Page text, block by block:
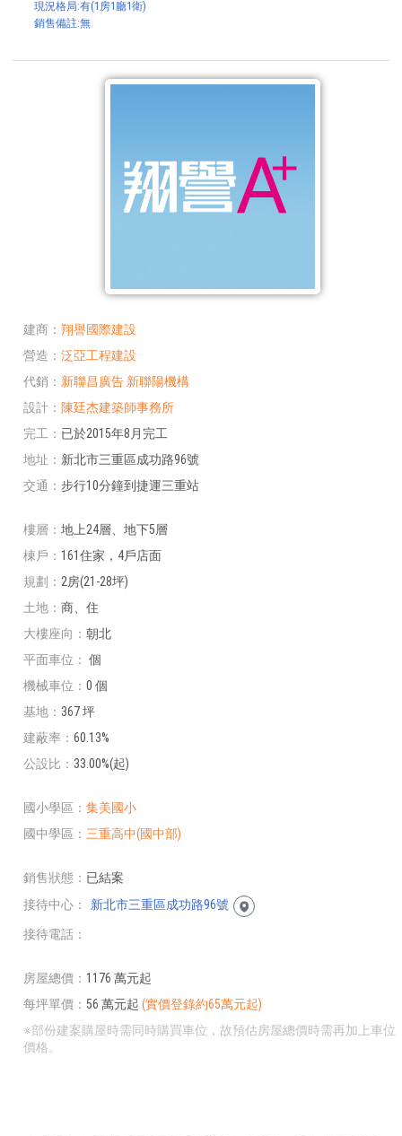
建商
翔譽國際建設
營造
泛亞工程建設
代銷
新聯昌廣告 新聯陽機構
設計
陳廷杰建築師事務所
完工
已於2015年8月完工
地址
新北市三重區成功路96號
交通
步行10分鐘到捷運三重站
樓層
地上24層、地下5層
棟戶
161住家，4戶店面
規劃
2房(21-28坪)
土地
商、住
大樓座向
朝北
平面車位
個
機械車位
0 個
基地
367 坪
建蔽率
60.13%
公設比
33.00%(起)
國小學區
集美國小
國中學區
三重高中(國中部)
銷售狀態
已結案
接待中心
新北市三重區成功路96號
接待電話
房屋總價
1176 萬元起
每坪單價
56 萬元起(實價登錄約65萬元起)
※部份建案購屋時需同時購買車位，故預估房屋總價時需再加上車位
價格。
現況格局:有(1房1廳1衛)
銷售備註:無